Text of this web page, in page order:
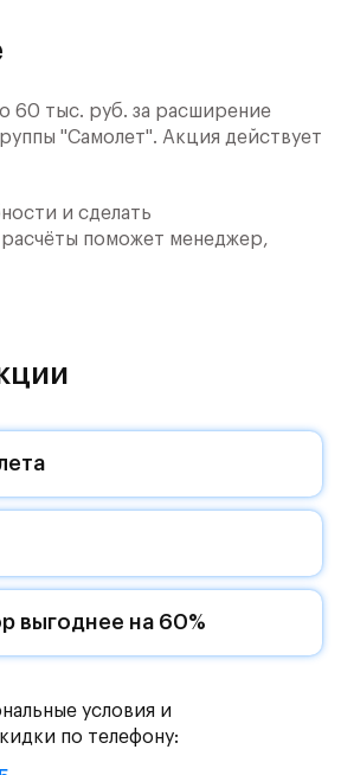
60 тыс. руб. за расширение
"Самолет". Акция действует
и сделать
поможет менеджер,
квартира с отделкой. Квартира
4) в ЖК «Рублевский
«Самолет».
готовой отделки и кухни.
— это экологичный проект
рядом с Дубковским и
к природным комплексам,
западного направления и
добраться до столицы.
закрытый двор без машин —
«своей»
выгоднее на 60%
условия и
по телефону: